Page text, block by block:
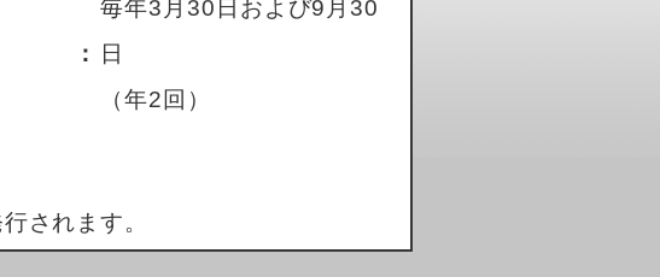
：
毎年3月30日および9月30
日
（年2回）
されます。